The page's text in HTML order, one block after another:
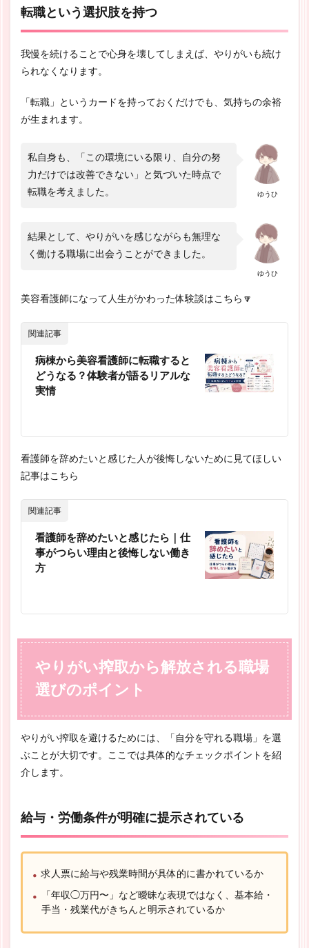
転職という選択肢を持つ
我慢を続けることで心身を壊してしまえば、やりがいも続け
られなくなります。
「転職」というカードを持っておくだけでも、気持ちの余裕
が生まれます。
ゆうひ
私自身も、「この環境にいる限り、自分の努
力だけでは改善できない」と気づいた時点で
転職を考えました。
ゆうひ
結果として、やりがいを感じながらも無理な
く働ける職場に出会うことができました。
美容看護師になって人生がかわった体験談はこちら🔽
関連記事
病棟から美容看護師に転職すると
どうなる？体験者が語るリアルな
実情
看護師を辞めたいと感じた人が後悔しないために見てほしい
記事はこちら
関連記事
看護師を辞めたいと感じたら｜仕
事がつらい理由と後悔しない働き
方
やりがい搾取から解放される職場
選びのポイント
やりがい搾取を避けるためには、「自分を守れる職場」を選
ぶことが大切です。ここでは具体的なチェックポイントを紹
介します。
給与・労働条件が明確に提示されている
求人票に給与や残業時間が具体的に書かれているか
「年収◯万円〜」など曖昧な表現ではなく、基本給・
手当・残業代がきちんと明示されているか